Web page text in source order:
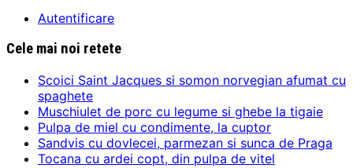
Autentificare
Cele mai noi retete
Scoici Saint Jacques si somon norvegian afumat cu
spaghete
Muschiulet de porc cu legume si ghebe la tigaie
Pulpa de miel cu condimente, la cuptor
Sandvis cu dovlecei, parmezan si sunca de Praga
Tocana cu ardei copt, din pulpa de vitel